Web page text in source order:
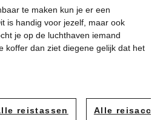
te maken kun je er een
is handig voor jezelf, maar ook
je op de luchthaven iemand
koffer dan ziet diegene gelijk dat het
adres, is de koffer ook sneller te
reistassen Alle